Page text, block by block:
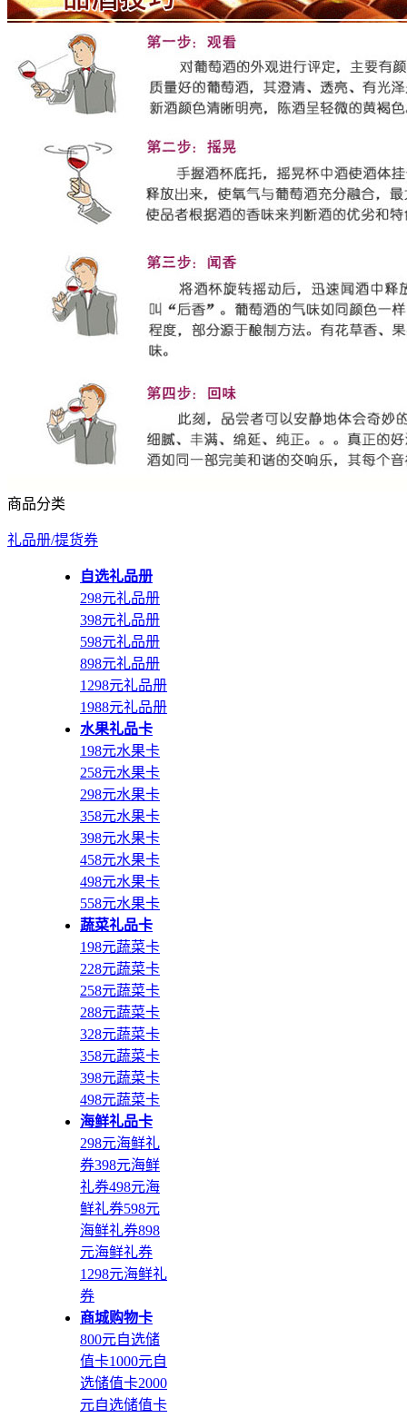
商品分类
礼品册/提货券
自选礼品册
298元礼品册
398元礼品册
598元礼品册
898元礼品册
1298元礼品册
1988元礼品册
水果礼品卡
198元水果卡
258元水果卡
298元水果卡
358元水果卡
398元水果卡
458元水果卡
498元水果卡
558元水果卡
蔬菜礼品卡
198元蔬菜卡
228元蔬菜卡
258元蔬菜卡
288元蔬菜卡
328元蔬菜卡
358元蔬菜卡
398元蔬菜卡
498元蔬菜卡
海鲜礼品卡
298元海鲜礼
券398元海鲜
礼券498元海
鲜礼券598元
海鲜礼券898
元海鲜礼券
1298元海鲜礼
券
商城购物卡
800元自选储
值卡1000元自
选储值卡2000
元自选储值卡